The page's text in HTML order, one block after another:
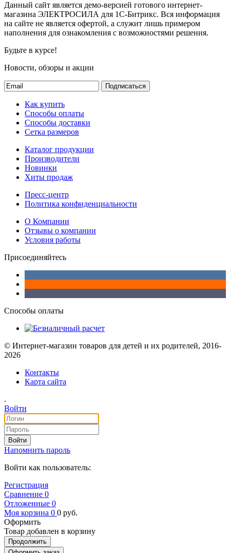
Данный сайт является демо-версией готового интернет-
магазина ЭЛЕКТРОСИЛА для 1С-Битрикс. Вся информация
на сайте не является офертой, а служит лишь примером
наполнения для ознакомления с возможностями решения.
Будьте в курсе!
Новости, обзоры и акции
Подписаться
Как купить
Способы оплаты
Способы доставки
Сетка размеров
Каталог продукции
Производители
Новинки
Хиты продаж
Пресс-центр
Политика конфиденциальности
О Компании
Отзывы о компании
Условия работы
Присоединяйтесь
Способы оплаты
© Интернет-магазин товаров для детей и их родителей, 2016-
2026
Контакты
Карта сайта
.
Войти
Войти
Напомнить пароль
Войти как пользователь:
Регистрация
Сравнение 0
Отложенные 0
Моя корзина 0 0 руб.
Оформить
Товар добавлен в корзину
Продолжить